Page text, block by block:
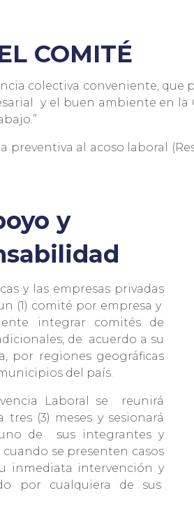
COMITÉ
colectiva conveniente, que
y el buen ambiente en la
preventiva al acoso laboral
y
y las empresas privadas
(1) comité por empresa y
integrar comités de
de acuerdo a su
por regiones geográficas
del país.
Laboral se
reunirá
(3) meses y sesionará
de
sus integrantes y
se presenten casos
inmediata intervención y
por cualquiera de sus